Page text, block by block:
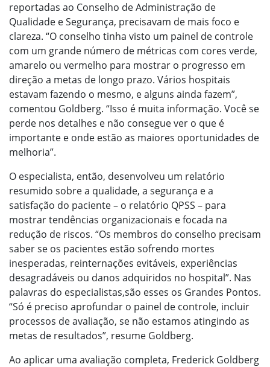
reportadas ao Conselho de Administração de
Qualidade e Segurança, precisavam de mais foco e
clareza. “O conselho tinha visto um painel de controle
com um grande número de métricas com cores verde,
amarelo ou vermelho para mostrar o progresso em
direção a metas de longo prazo. Vários hospitais
estavam fazendo o mesmo, e alguns ainda fazem”,
comentou Goldberg. “Isso é muita informação. Você se
perde nos detalhes e não consegue ver o que é
importante e onde estão as maiores oportunidades de
melhoria”.
O especialista, então, desenvolveu um relatório
resumido sobre a qualidade, a segurança e a
satisfação do paciente – o relatório QPSS – para
mostrar tendências organizacionais e focada na
redução de riscos. “Os membros do conselho precisam
saber se os pacientes estão sofrendo mortes
inesperadas, reinternações evitáveis, experiências
desagradáveis ou danos adquiridos no hospital”. Nas
palavras do especialistas,são esses os Grandes Pontos.
“Só é preciso aprofundar o painel de controle, incluir
processos de avaliação, se não estamos atingindo as
metas de resultados”, resume Goldberg.
Ao aplicar uma avaliação completa, Frederick Goldberg